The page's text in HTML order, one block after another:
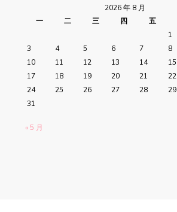
2026 年 8 月
一
二 三 四 五
1
3
4 5 6 7 8
10
11 12 13 14 15
17
18 19 20 21 22
24
25 26 27 28 29
31
« 5 月